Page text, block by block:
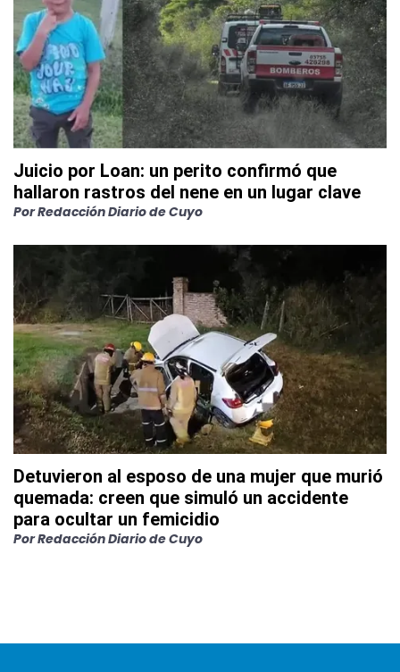
Juicio por Loan: un perito confirmó que
hallaron rastros del nene en un lugar clave
PorRedacción Diario de Cuyo
Detuvieron al esposo de una mujer que murió
quemada: creen que simuló un accidente
para ocultar un femicidio
PorRedacción Diario de Cuyo